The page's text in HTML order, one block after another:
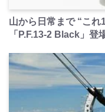
山から日常まで “これ
「P.F.13-2 Black」登